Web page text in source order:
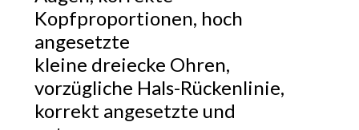
Kopfproportionen, hoch
angesetzte
kleine dreiecke Ohren,
vorzügliche Hals-Rückenlinie,
korrekt angesetzte und